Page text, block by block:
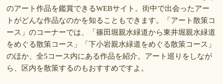
のアート作品を鑑賞できるWEBサイト。街中で出会ったアー
トがどんな作品なのかを知ることもできます。「アート散策コ
ース」のコーナーでは、「篠田堀親水緑道から東井堀親水緑道
をめぐる散策コース」「下小岩親水緑道をめぐる散策コース」
のほか、全5コース内にある作品を紹介。アート巡りをしなが
ら、区内を散策するのもおすすめですよ。